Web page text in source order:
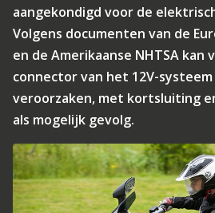
aangekondigd voor de
Volgens documenten van de
en de Amerikaanse NHTSA kan
connector van het 12V-
veroorzaken, met kortsluiting
als mogelijk gevolg.